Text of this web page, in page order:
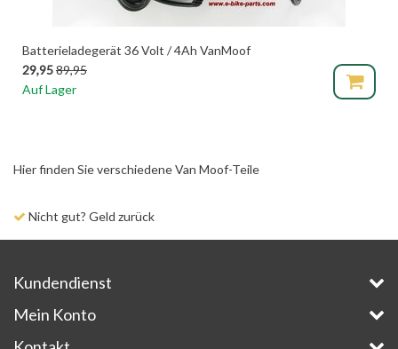
Batterieladegerät 36 Volt / 4Ah VanMoof
29,9589,95
Auf Lager
Hier finden Sie verschiedene Van Moof-Teile
Nicht gut? Geld zurück
Kundendienst
Mein Konto